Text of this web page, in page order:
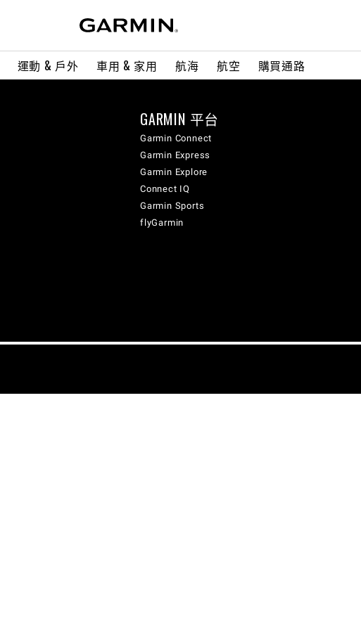
運動 & 戶外 車用 & 家用 航海 航空 購買通路
GARMIN 平台
Garmin Connect
Garmin Express
Garmin Explore
Connect IQ
Garmin Sports
flyGarmin